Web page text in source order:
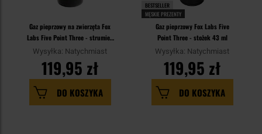
Gaz pieprzowy na zwierzęta Fox
Labs Five Point Three - strumień
43 ml (DE)
Wysyłka: Natychmiast
119,95 zł
DO KOSZYKA
BESTSELLER
MĘSKIE PREZENTY
Gaz pieprzowy Fox Labs Five
Point Three - stożek 43 ml
Wysyłka: Natychmiast
119,95 zł
DO KOSZYKA